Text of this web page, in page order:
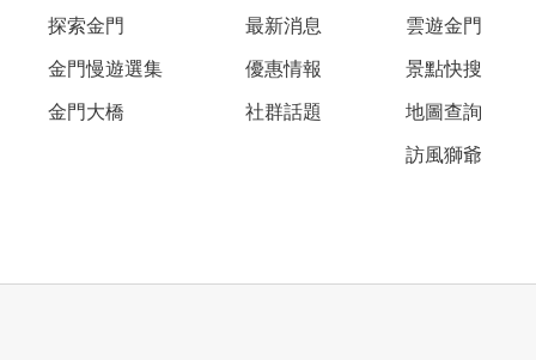
探索金門
金門慢遊選集
金門大橋
最新消息
優惠情報
社群話題
雲遊金門
景點快搜
地圖查詢
訪風獅爺